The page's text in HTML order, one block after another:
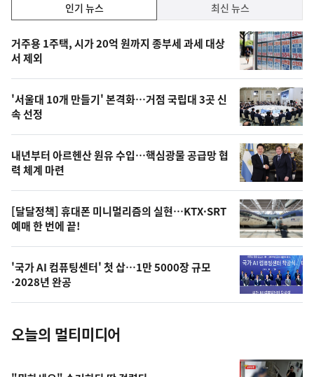
기,
최
신,
오
늘
의
영
상
오
늘
의
사
진
인기 뉴스 최신 뉴스
기
뉴
스
거주용 1주택, 시가 20억 원까지 종부세 과세 대상
서 제외
'서울대 10개 만들기' 본격화…거점 국립대 3곳 신
속 선정
내년부터 아르헨산 원유 수입…핵심광물 공급망 협
력 체계 마련
[달달정책] 휴대폰 미니멀리즘의 실현…KTX·SRT
예매 한 번에 끝!
'국가 AI 컴퓨팅센터' 첫 삽…1만 5000장 규모
·2028년 완공
오늘의 멀티미디어